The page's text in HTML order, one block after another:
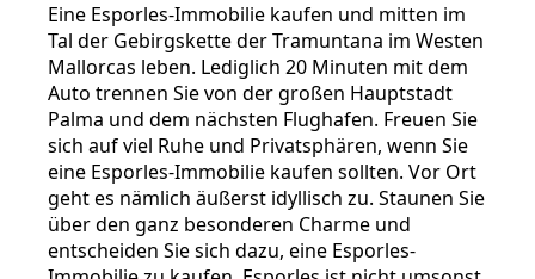
Eine Esporles-Immobilie kaufen und mitten im
Tal der Gebirgskette der Tramuntana im Westen
Mallorcas leben. Lediglich 20 Minuten mit dem
Auto trennen Sie von der großen Hauptstadt
Palma und dem nächsten Flughafen. Freuen Sie
sich auf viel Ruhe und Privatsphären, wenn Sie
eine Esporles-Immobilie kaufen sollten. Vor Ort
geht es nämlich äußerst idyllisch zu. Staunen Sie
über den ganz besonderen Charme und
entscheiden Sie sich dazu, eine Esporles-